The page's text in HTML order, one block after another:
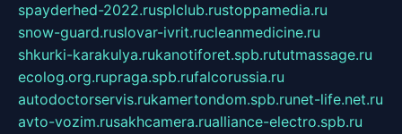
spayderhed-2022.rusplclub.rustoppamedia.ru
snow-guard.ruslovar-ivrit.rucleanmedicine.ru
shkurki-karakulya.rukanotiforet.spb.rututmassage.ru
ecolog.org.rupraga.spb.rufalcorussia.ru
autodoctorservis.rukamertondom.spb.runet-life.net.ru
avto-vozim.rusakhcamera.rualliance-electro.spb.ru